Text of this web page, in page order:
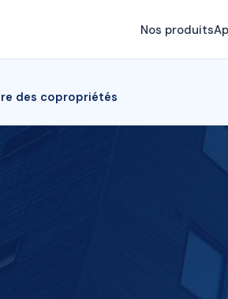
Nos produits
des copropriétés